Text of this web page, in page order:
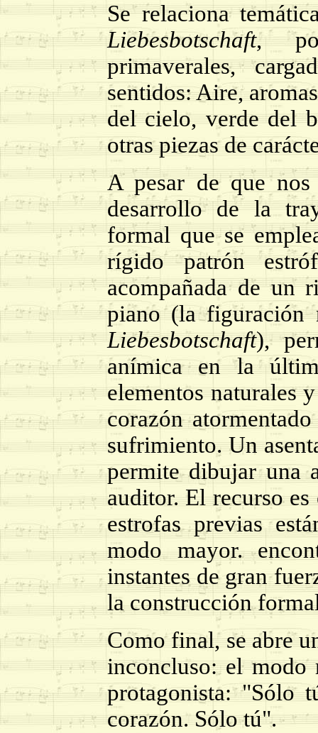
Se relaciona
Liebesbotschaft,
primaverales,
sentidos: Aire,
del cielo, verde del
otras piezas de
A pesar de que
desarrollo de la
formal que se
rígido patrón
acompañada de un
piano (la figuración
Liebesbotschaft),
anímica en la
elementos naturales
corazón
sufrimiento. Un
permite dibujar una
auditor. El recurso
estrofas previas
modo mayor.
instantes de gran
la construcción
Como final, se abre
inconcluso: el modo
protagonista: "Sólo
corazón. Sólo tú".